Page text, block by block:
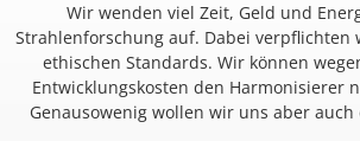
Wir wenden viel Zeit, Geld und
Strahlenforschung auf. Dabei verpflichten
ethischen Standards. Wir können
Entwicklungskosten den Harmonisierer
Genausowenig wollen wir uns aber